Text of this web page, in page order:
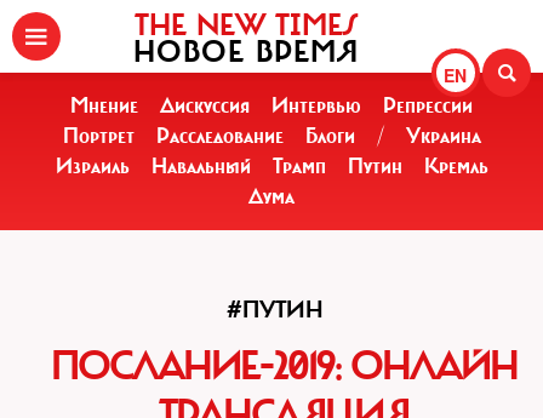
EN
THE NEW TIMES
НОВОЕ ВРЕМЯ
Мнение Дискуссия Интервью
Репрессии
Портрет
Расследование Блоги /
Украина
Израиль
Навальный Трамп Путин
Кремль
Дума
#ПУТИН
ПОСЛАНИЕ-2019: ОНЛАЙН